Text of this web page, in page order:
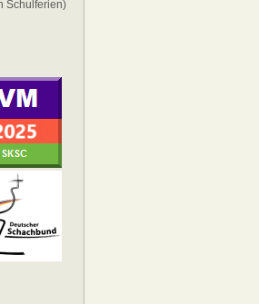
Schulferien)